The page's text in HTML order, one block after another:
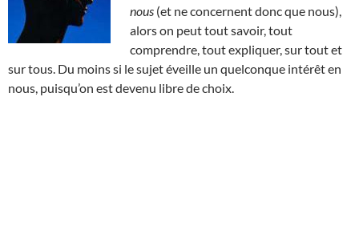
nous (et ne concernent donc que nous),
alors on peut tout savoir, tout
comprendre, tout expliquer, sur tout et
sur tous. Du moins si le sujet éveille un quelconque intérêt en
nous, puisqu’on est devenu libre de choix.